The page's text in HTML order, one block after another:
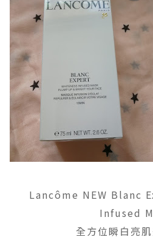
Lancôme NEW Blanc
Infused
全方位瞬白亮